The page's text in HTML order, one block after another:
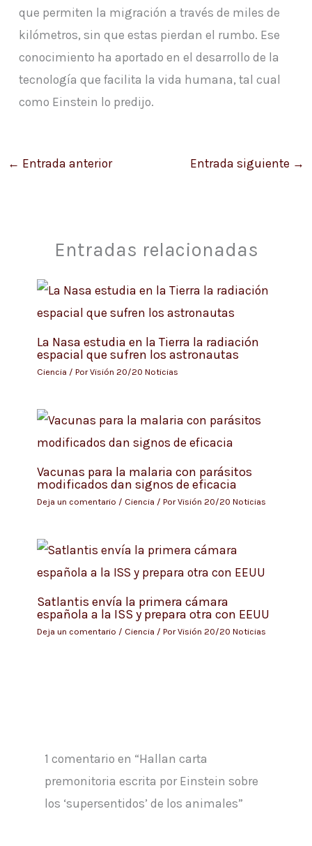
que permiten la migración a través de miles de
kilómetros, sin que estas pierdan el rumbo. Ese
conocimiento ha aportado en el desarrollo de la
tecnología que facilita la vida humana, tal cual
como Einstein lo predijo.
← Entrada anterior Entrada siguiente →
Entradas relacionadas
La Nasa estudia en la Tierra la radiación
espacial que sufren los astronautas
Ciencia / PorVisión 20/20 Noticias
Vacunas para la malaria con parásitos
modificados dan signos de eficacia
Deja un comentario / Ciencia / PorVisión 20/20 Noticias
Satlantis envía la primera cámara
española a la ISS y prepara otra con EEUU
Deja un comentario / Ciencia / PorVisión 20/20 Noticias
1 comentario en “Hallan carta
premonitoria escrita por Einstein sobre
los ‘supersentidos’ de los animales”